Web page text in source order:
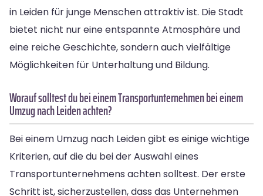
in Leiden für junge Menschen attraktiv ist. Die Stadt
bietet nicht nur eine entspannte Atmosphäre und
eine reiche Geschichte, sondern auch vielfältige
Möglichkeiten für Unterhaltung und Bildung.
Worauf solltest du bei einem Transportunternehmen bei einem
Umzug nach Leiden achten?
Bei einem Umzug nach Leiden gibt es einige wichtige
Kriterien, auf die du bei der Auswahl eines
Transportunternehmens achten solltest. Der erste
Schritt ist, sicherzustellen, dass das Unternehmen